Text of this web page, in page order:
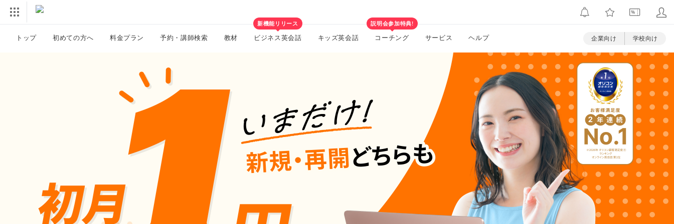
トップ 初めての方へ 料金プラン 予約・講師検索 教材
新機能リリース
ビジネス英会話 キッズ英会話
説明会参加特典!
コーチング サービス ヘルプ 企業向け 学校向け